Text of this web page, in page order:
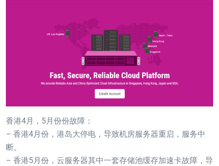
香港4月，5月份份故障：
– 香港4月份，港岛大停电，导致机房服务器重启，服务中
断。
– 香港5月份，云服务器其中一套存储池缓存加速卡故障，导